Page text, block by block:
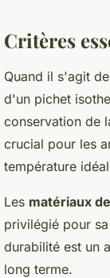
Critères
Quand il s'agit
d'un pichet
conservation de
crucial pour les
température
Les matériaux
privilégié pour
durabilité est un
long terme.